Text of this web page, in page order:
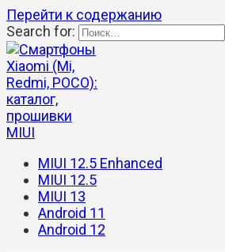
Перейти к содержанию
Search for:
MIUI 12.5 Enhanced
MIUI 12.5
MIUI 13
Android 11
Android 12